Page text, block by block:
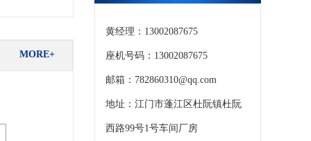
MORE+
黄经理：13002087675
座机号码：13002087675
邮箱：782860310@qq.com
地址：江门市蓬江区杜阮镇杜阮
西路99号1号车间厂房